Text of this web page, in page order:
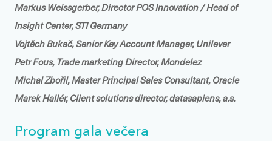
Markus Weissgerber, Director POS Innovation / Head of
Insight Center, STI Germany
Vojtěch Bukač, Senior Key Account Manager, Unilever
Petr Fous, Trade marketing Director, Mondelez
Michal Zbořil, Master Principal Sales Consultant, Oracle
Marek Hallér, Client solutions director, datasapiens, a.s.
Program gala večera